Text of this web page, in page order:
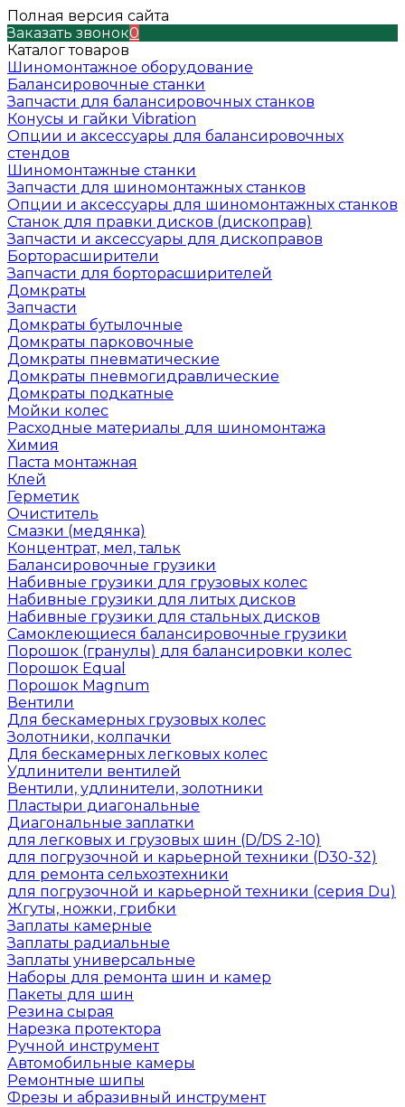
Полная версия сайта
Заказать звонок0
Каталог товаров
Шиномонтажное оборудование
Балансировочные станки
Запчасти для балансировочных станков
Конусы и гайки Vibration
Опции и аксессуары для балансировочных
стендов
Шиномонтажные станки
Запчасти для шиномонтажных станков
Опции и аксессуары для шиномонтажных станков
Станок для правки дисков (дископрав)
Запчасти и аксессуары для дископравов
Борторасширители
Запчасти для борторасширителей
Домкраты
Запчасти
Домкраты бутылочные
Домкраты парковочные
Домкраты пневматические
Домкраты пневмогидравлические
Домкраты подкатные
Мойки колес
Расходные материалы для шиномонтажа
Химия
Паста монтажная
Клей
Герметик
Очиститель
Смазки (медянка)
Концентрат, мел, тальк
Балансировочные грузики
Набивные грузики для грузовых колес
Набивные грузики для литых дисков
Набивные грузики для стальных дисков
Самоклеющиеся балансировочные грузики
Порошок (гранулы) для балансировки колес
Порошок Equal
Порошок Magnum
Вентили
Для бескамерных грузовых колес
Золотники, колпачки
Для бескамерных легковых колес
Удлинители вентилей
Вентили, удлинители, золотники
Пластыри диагональные
Диагональные заплатки
для легковых и грузовых шин (D/DS 2-10)
для погрузочной и карьерной техники (D30-32)
для ремонта сельхозтехники
для погрузочной и карьерной техники (серия Du)
Жгуты, ножки, грибки
Заплаты камерные
Заплаты радиальные
Заплаты универсальные
Наборы для ремонта шин и камер
Пакеты для шин
Резина сырая
Нарезка протектора
Ручной инструмент
Автомобильные камеры
Ремонтные шипы
Фрезы и абразивный инструмент